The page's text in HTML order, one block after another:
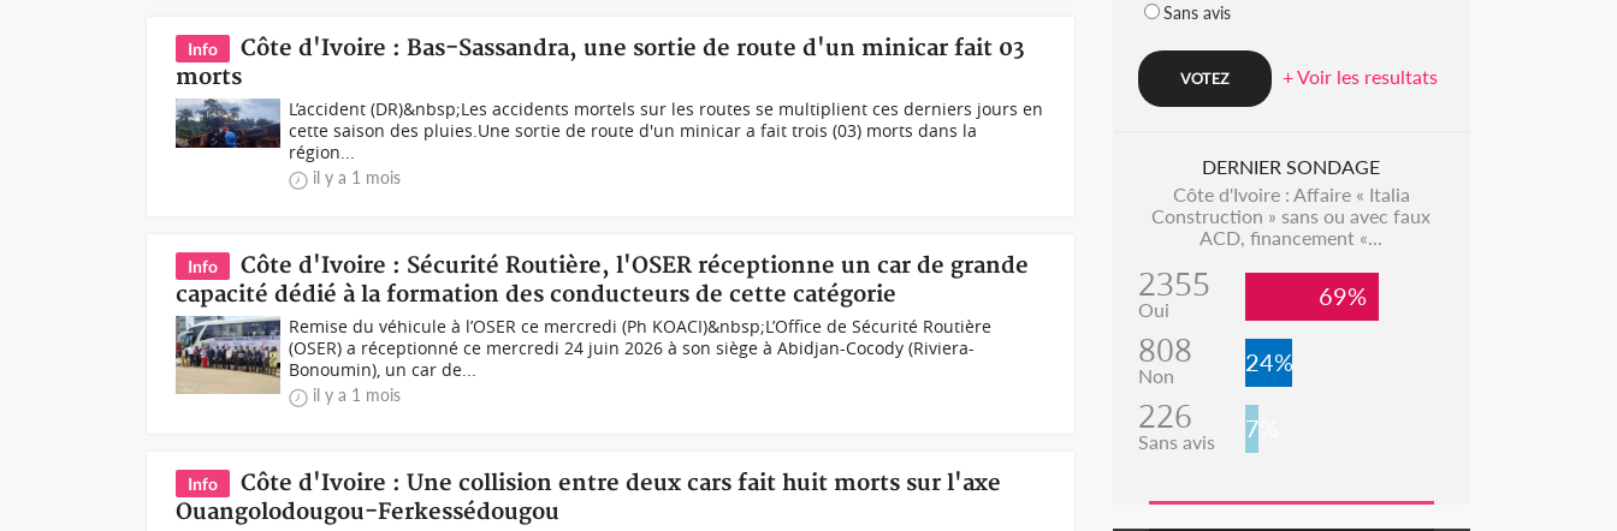
Info
Côte d'Ivoire : Bas-Sassandra, une sortie de route d'un minicar fait 03
morts
L’accident (DR)&nbsp;Les accidents mortels sur les routes se multiplient ces derniers jours en
cette saison des pluies.Une sortie de route d'un minicar a fait trois (03) morts dans la
région...
il y a 1 mois
Info
Côte d'Ivoire : Sécurité Routière, l'OSER réceptionne un car de grande
capacité dédié à la formation des conducteurs de cette catégorie
Remise du véhicule à l’OSER ce mercredi (Ph KOACI)&nbsp;L’Office de Sécurité Routière
(OSER) a réceptionné ce mercredi 24 juin 2026 à son siège à Abidjan-Cocody (Riviera-
Bonoumin), un car de...
il y a 1 mois
Info
Côte d'Ivoire : Une collision entre deux cars fait huit morts sur l'axe
Ouangolodougou-Ferkessédougou
Sans avis
+ Voir les resultats
DERNIER SONDAGE
Côte d'Ivoire : Affaire « Italia
Construction » sans ou avec faux
ACD, financement «...
2355
Oui 69%
808
Non 24%
226
Sans avis 7%